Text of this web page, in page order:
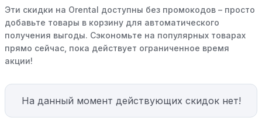
Эти скидки на Orental доступны без промокодов – просто
добавьте товары в корзину для автоматического
получения выгоды. Сэкономьте на популярных товарах
прямо сейчас, пока действует ограниченное время
акции!
На данный момент действующих скидок нет!